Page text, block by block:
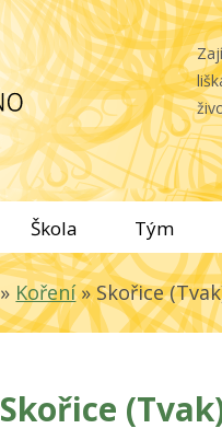
Škola Tým
» Koření»Skořice
Skořice